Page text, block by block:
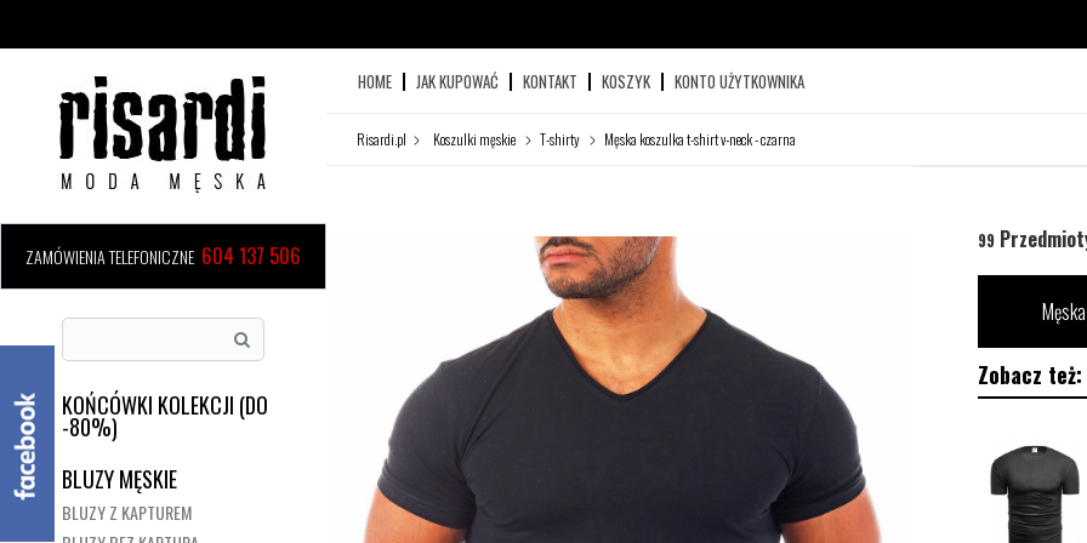
ZAMÓWIENIA TELEFONICZNE 604 137 506
KOŃCÓWKI KOLEKCJI (DO
-80%)
BLUZY MĘSKIE
BLUZY Z KAPTUREM
HOME JAK KUPOWAĆ KONTAKT KOSZYK KONTO UŻYTKOWNIKA
Risardi.pl Koszulki męskie T-shirty Męska koszulka t-shirt v-neck - czarna
99
Zobacz też: